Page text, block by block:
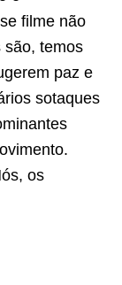
filme não
são, temos
paz e
sotaques
os